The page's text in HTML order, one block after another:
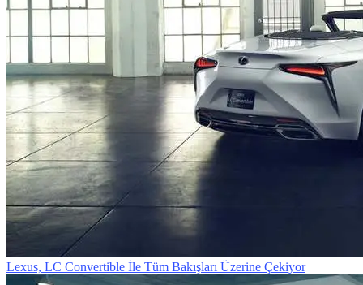
Lexus, LC Convertible İle Tüm Bakışları Üzerine Çekiyor